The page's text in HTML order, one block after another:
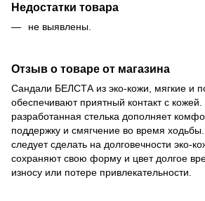
Недостатки товара
не выявлены.
Отзыв о товаре от магазина
Сандали БЕЛСТА из эко-кожи, мягкие и
обеспечивают приятный контакт с
разработанная стелька дополняет
поддержку и смягчение во время
следует сделать на долговечности эко-
сохраняют свою форму и цвет долгое
износу или потере привлекательности.